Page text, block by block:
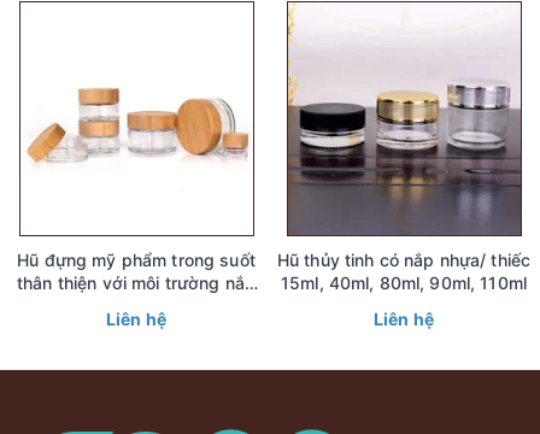
Hũ đựng mỹ phẩm trong suốt
thân thiện với môi trường nắp
Liên hệ
Hũ thủy tinh có nắp nhựa/ thiếc
15ml, 40ml, 80ml, 90ml, 110ml
Liên hệ